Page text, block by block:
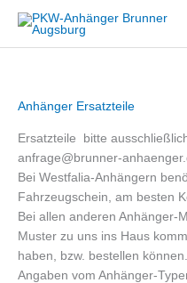
Inhalt
springen
Anhänger Ersatzteile
Ersatzteile bitte
anfrage@brunner-
Bei Westfalia-Anhängern
Fahrzeugschein, am besten
Bei allen anderen Anhänger-
Muster zu uns ins Haus
haben, bzw. bestellen können.
Angaben vom Anhänger-